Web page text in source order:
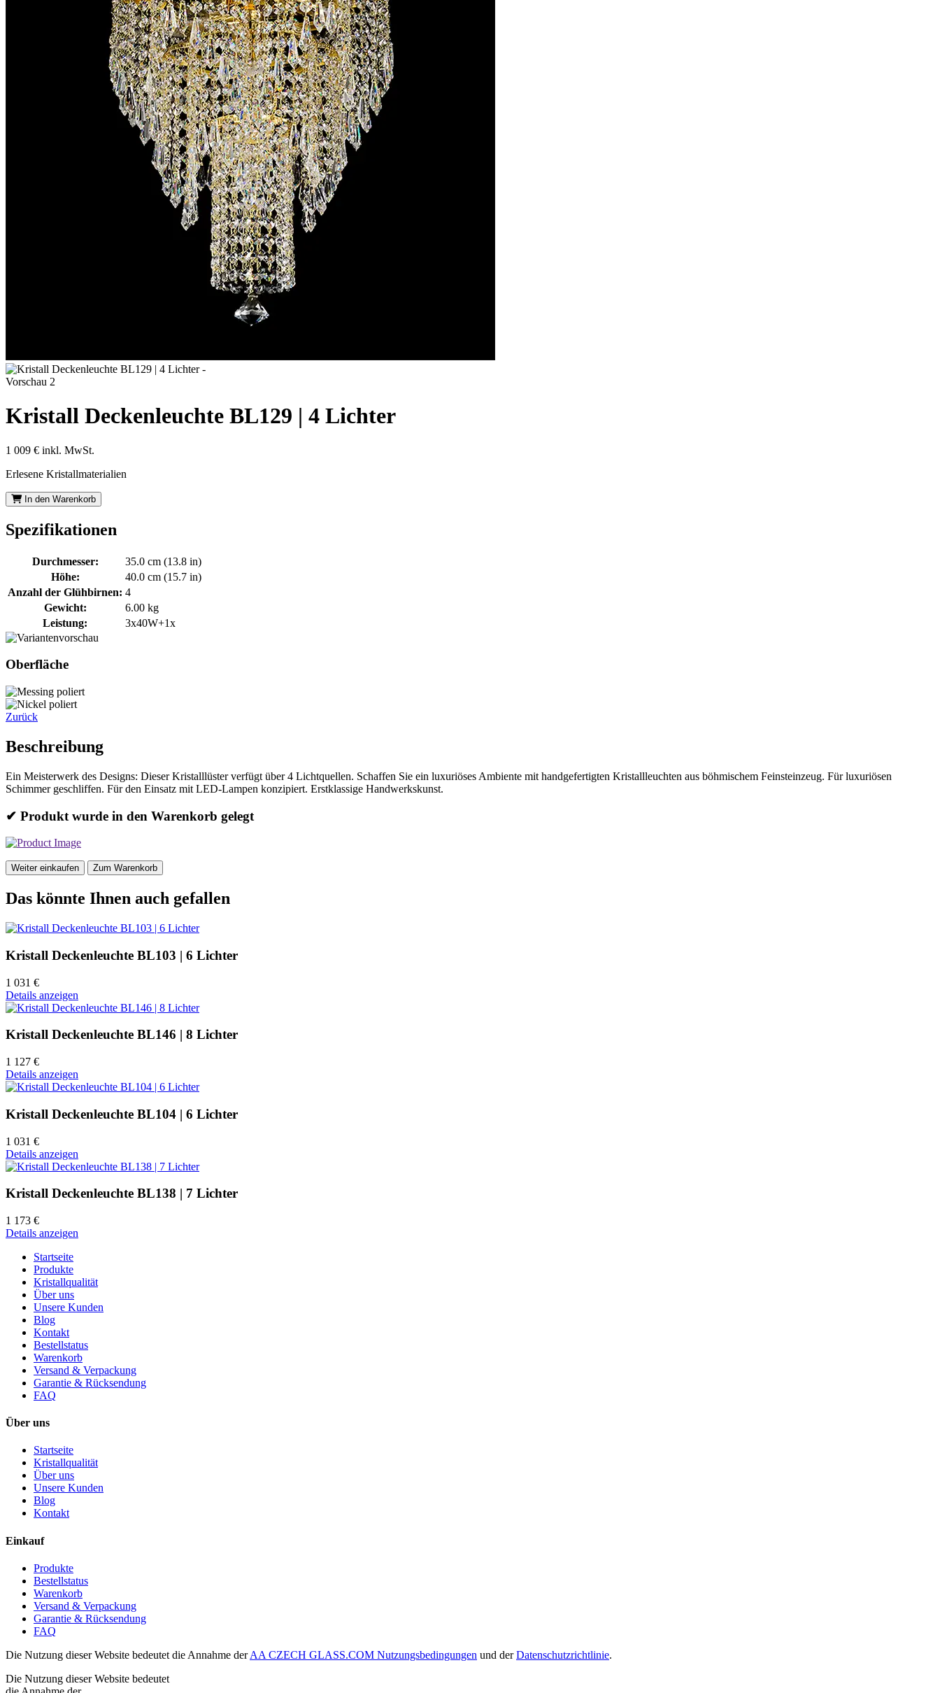
Kristall Deckenleuchte BL129 | 4 Lichter
1 009 € inkl. MwSt.
Erlesene Kristallmaterialien
In den Warenkorb
Spezifikationen
Durchmesser:
35.0 cm (13.8 in)
Höhe:
40.0 cm (15.7 in)
Anzahl der Glühbirnen: 4
Gewicht:
6.00 kg
Leistung:
3x40W+1x
Oberfläche
Zurück
Beschreibung
Ein Meisterwerk des Designs: Dieser Kristalllüster verfügt über 4 Lichtquellen. Schaffen Sie ein luxuriöses Ambiente mit handgefertigten Kristallleuchten aus böhmischem Feinsteinzeug. Für luxuriösen
Schimmer geschliffen. Für den Einsatz mit LED-Lampen konzipiert. Erstklassige Handwerkskunst.
✔ Produkt wurde in den Warenkorb gelegt
Weiter einkaufen Zum Warenkorb
Das könnte Ihnen auch gefallen
Kristall Deckenleuchte BL103 | 6 Lichter
1 031 €
Details anzeigen
Kristall Deckenleuchte BL146 | 8 Lichter
1 127 €
Details anzeigen
Kristall Deckenleuchte BL104 | 6 Lichter
1 031 €
Details anzeigen
Kristall Deckenleuchte BL138 | 7 Lichter
1 173 €
Details anzeigen
Startseite
Produkte
Kristallqualität
Über uns
Unsere Kunden
Blog
Kontakt
Bestellstatus
Warenkorb
Versand & Verpackung
Garantie & Rücksendung
FAQ
Über uns
Startseite
Kristallqualität
Über uns
Unsere Kunden
Blog
Kontakt
Einkauf
Produkte
Bestellstatus
Warenkorb
Versand & Verpackung
Garantie & Rücksendung
FAQ
Die Nutzung dieser Website bedeutet die Annahme derAA CZECH GLASS.COM Nutzungsbedingungen und derDatenschutzrichtlinie.
Die Nutzung dieser Website bedeutet